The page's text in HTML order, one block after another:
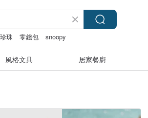
珠 零錢包
snoopy
風格文具 居家餐廚